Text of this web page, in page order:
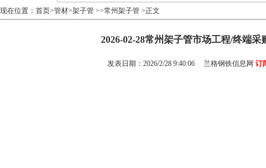
现在位置： 首页>管材>架子管 >>常州架子管 >正文
2026-02-28常州架子管市场工程/终端采
发表日期：2026/2/28 9:40:06 兰格钢铁信息网 订